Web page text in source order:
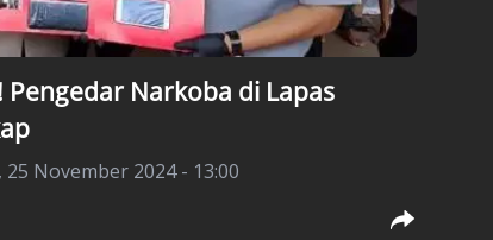
Pengedar Narkoba di Lapas
25 November 2024 - 13:00